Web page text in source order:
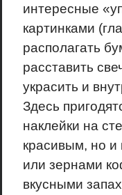
интересные
картинками
располагать
расставить
украсить и
Здесь
наклейки на
красивым, но и
или зернами
вкусными